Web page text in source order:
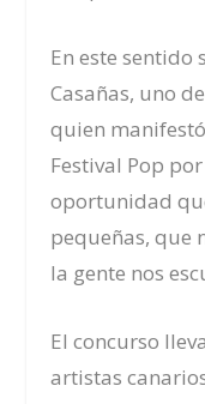
En este sentido
Casañas, uno
quien
Festival Pop
oportunidad
pequeñas, que
la gente nos
El concurso
artistas